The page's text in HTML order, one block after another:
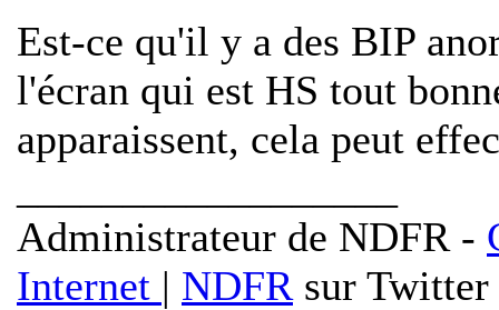
Est-ce qu'il y a des BIP
l'écran qui est HS tout
apparaissent, cela peut
Administrateur de NDFR -
Internet | NDFR sur Twitter